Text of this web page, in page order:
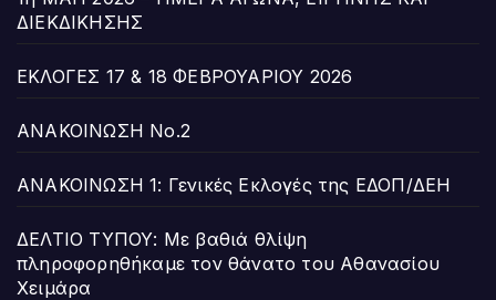
ΔΙΕΚΔΙΚΗΣΗΣ
ΕΚΛΟΓΕΣ 17 & 18 ΦΕΒΡΟΥΑΡΙΟΥ 2026
ΑΝΑΚΟΙΝΩΣΗ Νο.2
ΑΝΑΚΟΙΝΩΣΗ 1: Γενικές Εκλογές της ΕΔΟΠ/ΔΕΗ
ΔΕΛΤΙΟ ΤΥΠΟΥ: Με βαθιά θλίψη
πληροφορηθήκαμε τον θάνατο του Αθανασίου
Χειμάρα